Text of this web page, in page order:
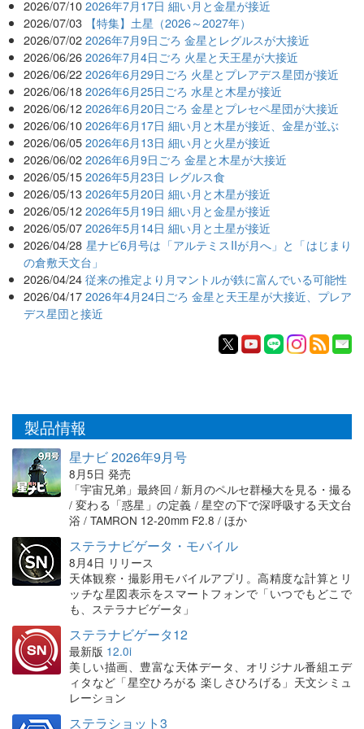
2026/07/10 2026年7月17日 細い月と金星が接近
2026/07/03 【特集】土星（2026～2027年）
2026/07/02 2026年7月9日ごろ 金星とレグルスが大接近
2026/06/26 2026年7月4日ごろ 火星と天王星が大接近
2026/06/22 2026年6月29日ごろ 火星とプレアデス星団が接近
2026/06/18 2026年6月25日ごろ 水星と木星が接近
2026/06/12 2026年6月20日ごろ 金星とプレセペ星団が大接近
2026/06/10 2026年6月17日 細い月と木星が接近、金星が並ぶ
2026/06/05 2026年6月13日 細い月と火星が接近
2026/06/02 2026年6月9日ごろ 金星と木星が大接近
2026/05/15 2026年5月23日 レグルス食
2026/05/13 2026年5月20日 細い月と木星が接近
2026/05/12 2026年5月19日 細い月と金星が接近
2026/05/07 2026年5月14日 細い月と土星が接近
2026/04/28 星ナビ6月号は「アルテミスIIが月へ」と「はじまり
の倉敷天文台」
2026/04/24 従来の推定より月マントルが鉄に富んでいる可能性
2026/04/17 2026年4月24日ごろ 金星と天王星が大接近、プレア
デス星団と接近
製品情報
星ナビ 2026年9月号
8月5日 発売
「宇宙兄弟」最終回 / 新月のペルセ群極大を見る・撮る
/ 変わる「惑星」の定義 / 星空の下で深呼吸する天文台
浴 / TAMRON 12-20mm F2.8 / ほか
ステラナビゲータ・モバイル
8月4日 リリース
天体観察・撮影用モバイルアプリ。高精度な計算とリ
ッチな星図表示をスマートフォンで「いつでもどこで
も、ステラナビゲータ」
ステラナビゲータ12
最新版 12.0i
美しい描画、豊富な天体データ、オリジナル番組エデ
ィタなど「星空ひろがる 楽しさひろげる」天文シミュ
レーション
ステラショット3